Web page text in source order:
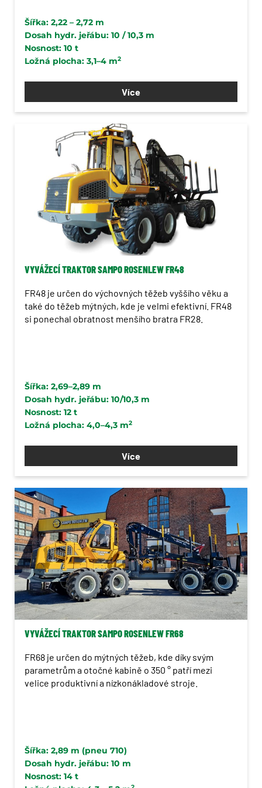
Šířka: 2,22 – 2,72 m
Dosah hydr. jeřábu: 10 / 10,3 m
Nosnost: 10 t
Ložná plocha: 3,1–4 m2
Více
VYVÁŽECÍ TRAKTOR SAMPO ROSENLEW FR48
FR48 je určen do výchovných těžeb vyššího věku a
také do těžeb mýtných, kde je velmi efektivní. FR48
si ponechal obratnost menšího bratra FR28.
Šířka: 2,69–2,89 m
Dosah hydr. jeřábu: 10/10,3 m
Nosnost: 12 t
Ložná plocha: 4,0–4,3 m2
Více
VYVÁŽECÍ TRAKTOR SAMPO ROSENLEW FR68
FR68 je určen do mýtných těžeb, kde díky svým
parametrům a otočné kabině o 350 ° patří mezi
velice produktivní a nízkonákladové stroje.
Šířka: 2,89 m (pneu 710)
Dosah hydr. jeřábu: 10 m
Nosnost: 14 t